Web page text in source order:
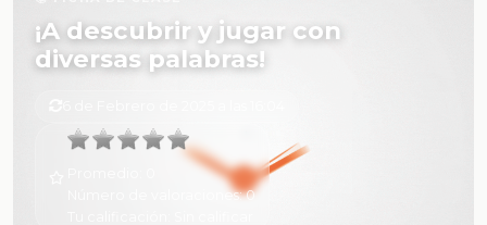
¡A descubrir y jugar con
diversas palabras!
Número de valoraciones:0